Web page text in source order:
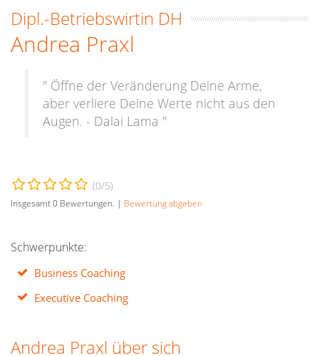
Dipl.-Betriebswirtin DH
Andrea Praxl
" Öffne der Veränderung Deine Arme,
aber verliere Deine Werte nicht aus den
Augen. - Dalai Lama "
(0/5)
Insgesamt0 Bewertungen. | Bewertung abgeben
Schwerpunkte:
Business Coaching
Executive Coaching
Andrea Praxl über sich